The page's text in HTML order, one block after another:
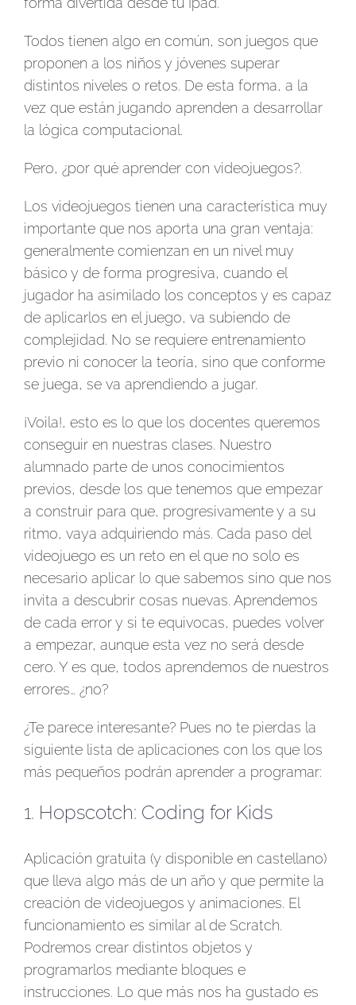
Todos tienen algo en común, son juegos que
proponen a los niños y jóvenes superar
distintos niveles o retos. De esta forma, a la
vez que están jugando aprenden a desarrollar
la lógica computacional.
Pero, ¿por qué aprender con videojuegos?.
Los videojuegos tienen una característica muy
importante que nos aporta una gran ventaja:
generalmente comienzan en un nivel muy
básico y de forma progresiva, cuando el
jugador ha asimilado los conceptos y es capaz
de aplicarlos en el juego, va subiendo de
complejidad. No se requiere entrenamiento
previo ni conocer la teoría, sino que conforme
se juega, se va aprendiendo a jugar.
¡Voila!, esto es lo que los docentes queremos
conseguir en nuestras clases. Nuestro
alumnado parte de unos conocimientos
previos, desde los que tenemos que empezar
a construir para que, progresivamente y a su
ritmo, vaya adquiriendo más. Cada paso del
videojuego es un reto en el que no solo es
necesario aplicar lo que sabemos sino que nos
invita a descubrir cosas nuevas. Aprendemos
de cada error y si te equivocas, puedes volver
a empezar, aunque esta vez no será desde
cero. Y es que, todos aprendemos de nuestros
errores… ¿no?
¿Te parece interesante? Pues no te pierdas la
siguiente lista de aplicaciones con los que los
más pequeños podrán aprender a programar:
1. Hopscotch: Coding for Kids
Aplicación gratuita (y disponible en castellano)
que lleva algo más de un año y que permite la
creación de videojuegos y animaciones. El
funcionamiento es similar al de Scratch.
Podremos crear distintos objetos y
programarlos mediante bloques e
instrucciones. Lo que más nos ha gustado es